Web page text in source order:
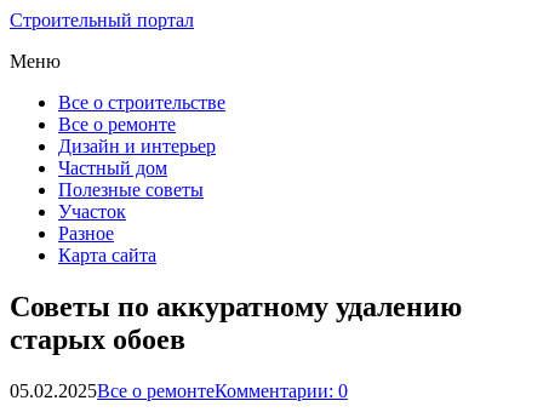
Строительный портал
Меню
Все о строительстве
Все о ремонте
Дизайн и интерьер
Частный дом
Полезные советы
Участок
Разное
Карта сайта
Советы по аккуратному удалению
старых обоев
05.02.2025Все о ремонтеКомментарии: 0